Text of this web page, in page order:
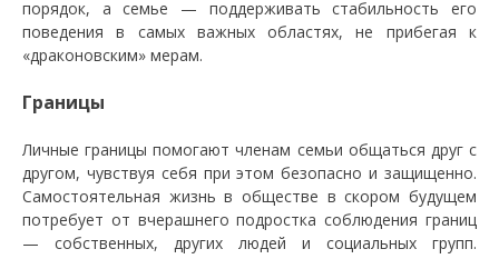
порядок, а семье — поддерживать стабильность его
поведения в самых важных областях, не прибегая к
«драконовским» мерам.
Границы
Личные границы помогают членам семьи общаться друг с
другом, чувствуя себя при этом безопасно и защищенно.
Самостоятельная жизнь в обществе в скором будущем
потребует от вчерашнего подростка соблюдения границ
— собственных, других людей и социальных групп.